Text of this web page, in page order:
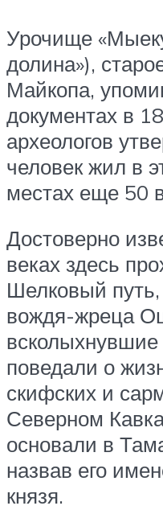
Урочище
долина»),
Майкопа,
документах в
археологов
человек жил в
местах еще 50
Достоверно
веках здесь
Шелковый путь,
вождя-жреца
поведали о
скифских и
Северном
основали в
назвав его
князя.